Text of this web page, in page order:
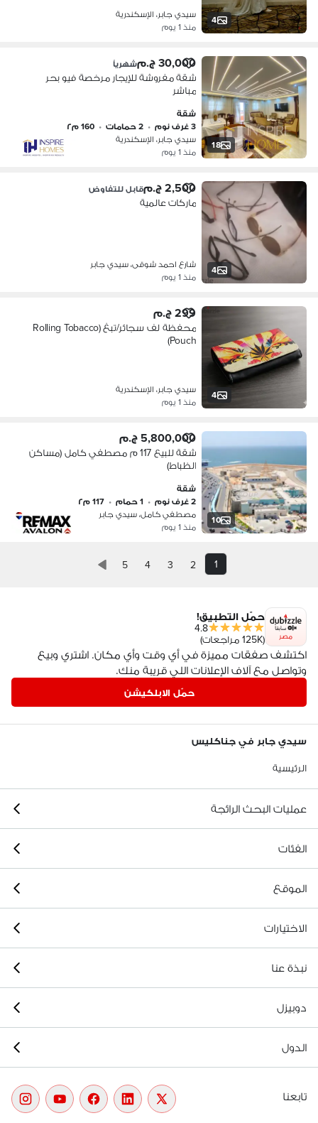
4
سيدي جابر، الإسكندرية
منذ 1 يوم
18
30,000 ج.م شهرياً
شقة مفروشة للإيجار مرخصة فيو بحر
مباشر
شقة
3 غرف نوم
• 2 حمامات • 160 م٢
سيدي جابر، الإسكندرية
منذ 1 يوم
4
2,500 ج.م قابل للتفاوض
ماركات عالمية
شارع احمد شوقى، سيدي جابر
منذ 1 يوم
4
299 ج.م
محفظة لف سجائر/تبغ (Rolling Tobacco
Pouch)
سيدي جابر، الإسكندرية
منذ 1 يوم
10
5,800,000 ج.م
شقة للبيع 117 م مصطفي كامل (مساكن
الظباط)
شقة
2 غرف نوم
• 1 حمام • 117 م٢
مصطفي كامل، سيدي جابر
منذ 1 يوم
1
2
3
4
5
مصر
حمّل التطبيق!
4.8
(125K مراجعات)
اكتشف صفقات مميزة في أي وقت وأي مكان. اشتري وبيع
وتواصل مع آلاف الإعلانات اللي قريبة منك.
حمّل الابلكيشن
سيدي جابر في جناكليس
الرئيسية
عمليات البحث الرائجة
الفئات
الموقع
الاختيارات
نبذة عنا
دوبيزل
الدول
تابعنا